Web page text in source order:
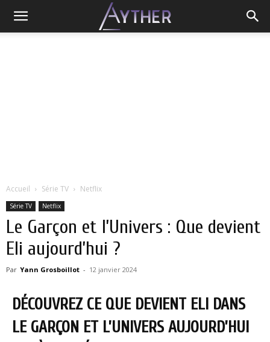
Accueil Série TV Netflix
Série TV Netflix
Le Garçon et l’Univers : Que devient
Eli aujourd’hui ?
Par Yann Grosboillot - 12 janvier 2024
DÉCOUVREZ CE QUE DEVIENT ELI DANS
LE GARÇON ET L’UNIVERS AUJOURD’HUI